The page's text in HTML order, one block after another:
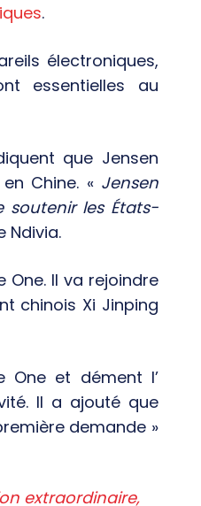
.
électroniques,
essentielles au
que Jensen
Chine. « Jensen
soutenir les États-
Ndivia.
One. Il va rejoindre
chinois Xi Jinping
One et dément l’
Il a ajouté que
demande »
extraordinaire,